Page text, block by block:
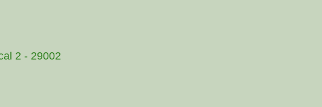
2 - 29002